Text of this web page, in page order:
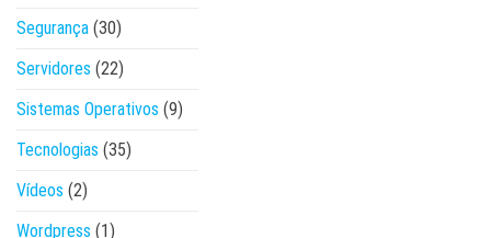
Segurança (30)
Servidores (22)
Sistemas Operativos (9)
Tecnologias (35)
Vídeos (2)
Wordpress (1)